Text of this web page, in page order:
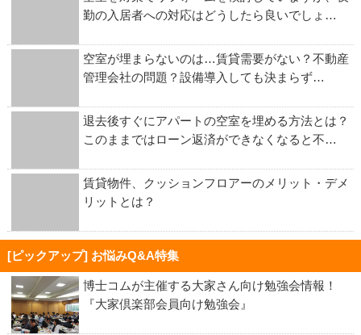
勤の入居者への対応はどうしたら良いでしょ…
空室が埋まらないのは…賃貸需要がない？不動産
管理会社の問題？設備導入しても決まらず…
退去後すぐにアパートの空室を埋める方法とは？
このままではローン返済ができなくなると不…
賃貸物件、クッションフロアーのメリット・デメ
リットとは？
[ピックアップ] お悩みQ&A特集
博士コムが主催する大家さん向け勉強会情報！
『大家倶楽部会員向け勉強会』